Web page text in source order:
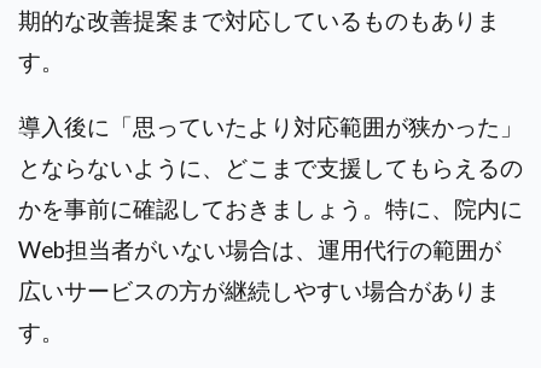
期的な改善提案まで対応しているものもありま
す。
導入後に「思っていたより対応範囲が狭かった」
とならないように、どこまで支援してもらえるの
かを事前に確認しておきましょう。特に、院内に
Web担当者がいない場合は、運用代行の範囲が
広いサービスの方が継続しやすい場合がありま
す。